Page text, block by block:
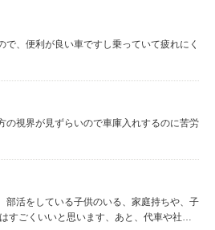
で、便利が良い車ですし乗っていて疲れにく
の視界が見ずらいので車庫入れするのに苦労
部活をしている子供のいる、家庭持ちや、子
すごくいいと思います、あと、代車や社用